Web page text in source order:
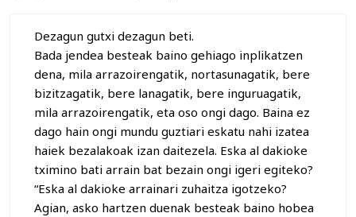
Dezagun gutxi dezagun beti.
Bada jendea besteak baino gehiago inplikatzen
dena, mila arrazoirengatik, nortasunagatik, bere
bizitzagatik, bere lanagatik, bere inguruagatik,
mila arrazoirengatik, eta oso ongi dago. Baina ez
dago hain ongi mundu guztiari eskatu nahi izatea
haiek bezalakoak izan daitezela. Eska al dakioke
tximino bati arrain bat bezain ongi igeri egiteko?
“Eska al dakioke arrainari zuhaitza igotzeko?
Agian, asko hartzen duenak besteak baino hobea